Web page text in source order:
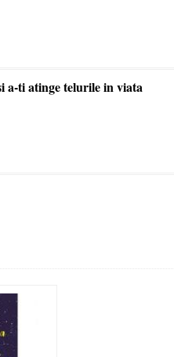
a-ti atinge telurile in viata